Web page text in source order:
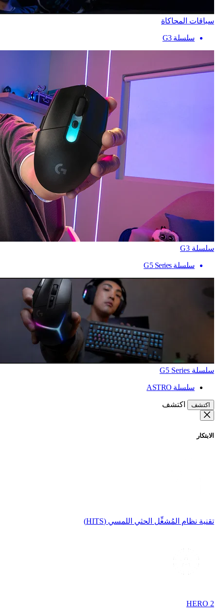
سباقات المحاكاة
سلسلة G3
سلسلة G3
سلسلة G5 Series
سلسلة G5 Series
سلسلة ASTRO
اكتشف اكتشف
الابتكار
تقنية نظام المُشغِّل الحثي اللمسي (HITS)
HERO 2